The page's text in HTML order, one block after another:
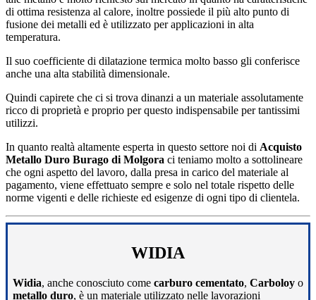
di ottima resistenza al calore, inoltre possiede il più alto punto di
fusione dei metalli ed è utilizzato per applicazioni in alta
temperatura.
Il suo coefficiente di dilatazione termica molto basso gli conferisce
anche una alta stabilità dimensionale.
Quindi capirete che ci si trova dinanzi a un materiale assolutamente
ricco di proprietà e proprio per questo indispensabile per tantissimi
utilizzi.
In quanto realtà altamente esperta in questo settore noi di Acquisto
Metallo Duro Burago di Molgora ci teniamo molto a sottolineare
che ogni aspetto del lavoro, dalla presa in carico del materiale al
pagamento, viene effettuato sempre e solo nel totale rispetto delle
norme vigenti e delle richieste ed esigenze di ogni tipo di clientela.
WIDIA
Widia, anche conosciuto come carburo cementato, Carboloy o
metallo duro, è un materiale utilizzato nelle lavorazioni